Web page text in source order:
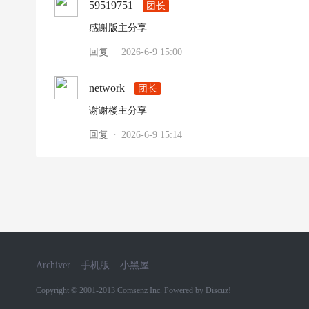
59519751 团长
感谢版主分享
回复 · 2026-6-9 15:00
network 团长
谢谢楼主分享
回复 · 2026-6-9 15:14
Archiver 手机版 小黑屋
Copyright © 2001-2013 Comsenz Inc. Powered by Discuz!